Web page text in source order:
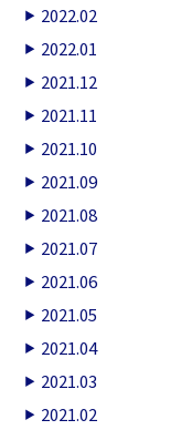
2022.02
2022.01
2021.12
2021.11
2021.10
2021.09
2021.08
2021.07
2021.06
2021.05
2021.04
2021.03
2021.02